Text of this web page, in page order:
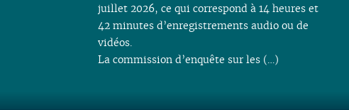
juillet 2026, ce qui correspond à 14 heures et
42 minutes d’enregistrements audio ou de
vidéos.
La commission d’enquête sur les (…)